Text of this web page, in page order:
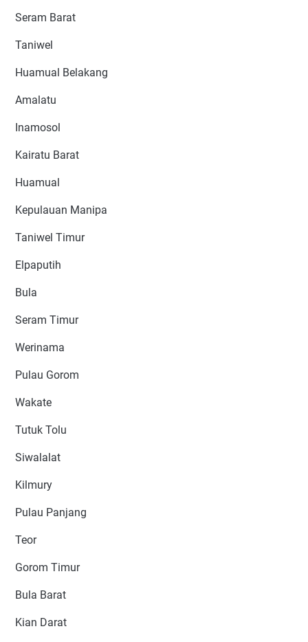
Seram Barat
Taniwel
Huamual Belakang
Amalatu
Inamosol
Kairatu Barat
Huamual
Kepulauan Manipa
Taniwel Timur
Elpaputih
Bula
Seram Timur
Werinama
Pulau Gorom
Wakate
Tutuk Tolu
Siwalalat
Kilmury
Pulau Panjang
Teor
Gorom Timur
Bula Barat
Kian Darat